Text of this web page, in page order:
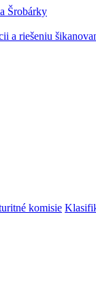
Šrobárky
a riešeniu
komisie